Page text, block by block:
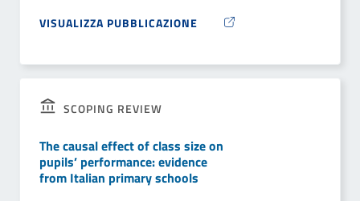
VISUALIZZA PUBBLICAZIONE
SCOPING REVIEW
The causal effect of class size on
pupils’ performance: evidence
from Italian primary schools